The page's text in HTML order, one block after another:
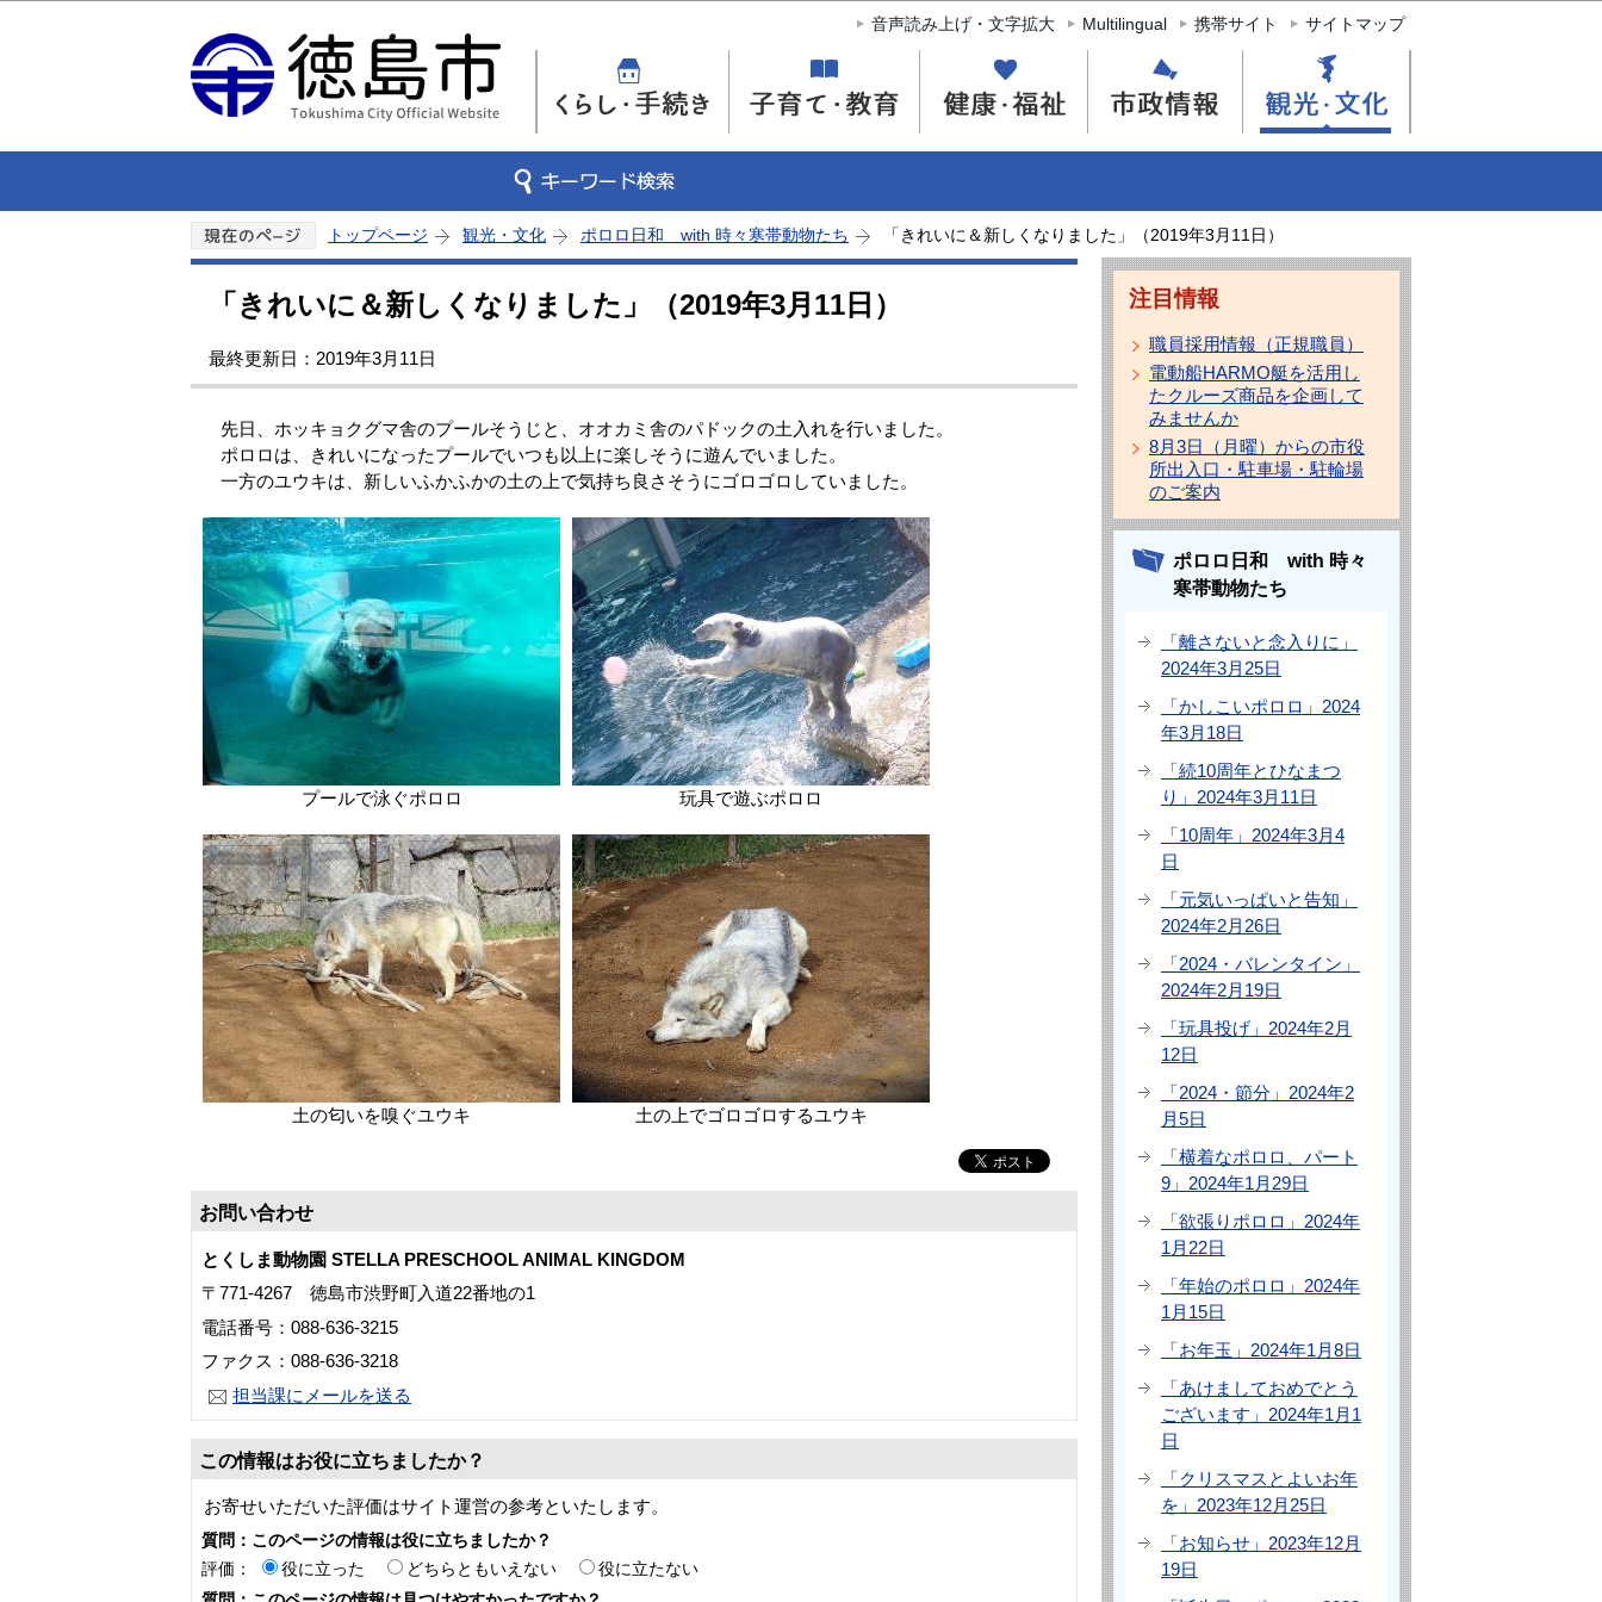
このページの本文へ移動
音声読み上げ・文字拡大 Multilingual 携帯サイト サイトマップ
トップページ 観光・文化 ポロロ日和 with 時々寒帯動物たち 「きれいに＆新しくなりました」（2019年3月11日）
「きれいに＆新しくなりました」（2019年3月11日）
最終更新日：2019年3月11日
先日、ホッキョクグマ舎のプールそうじと、オオカミ舎のパドックの土入れを行いました。
ポロロは、きれいになったプールでいつも以上に楽しそうに遊んでいました。
一方のユウキは、新しいふかふかの土の上で気持ち良さそうにゴロゴロしていました。
プールで泳ぐポロロ 玩具で遊ぶポロロ
土の匂いを嗅ぐユウキ 土の上でゴロゴロするユウキ
お問い合わせ
とくしま動物園 STELLA PRESCHOOL ANIMAL KINGDOM
〒771-4267 徳島市渋野町入道22番地の1
電話番号：088-636-3215
ファクス：088-636-3218
担当課にメールを送る
この情報はお役に立ちましたか？
お寄せいただいた評価はサイト運営の参考といたします。
質問：このページの情報は役に立ちましたか？
評価：
役に立った どちらともいえない
役に立たない
注目情報
職員採用情報（正規職員）
電動船HARMO艇を活用し
たクルーズ商品を企画して
みませんか
8月3日（月曜）からの市役
所出入口・駐車場・駐輪場
のご案内
ポロロ日和 with 時々
寒帯動物たち
「離さないと念入りに」
2024年3月25日
「かしこいポロロ」2024
年3月18日
「続10周年とひなまつ
り」2024年3月11日
「10周年」2024年3月4
日
「元気いっぱいと告知」
2024年2月26日
「2024・バレンタイン」
2024年2月19日
「玩具投げ」2024年2月
12日
「2024・節分」2024年2
月5日
「横着なポロロ、パート
9」2024年1月29日
「欲張りポロロ」2024年
1月22日
「年始のポロロ」2024年
1月15日
「お年玉」2024年1月8日
「あけましておめでとう
ございます」2024年1月1
日
「クリスマスとよいお年
を」2023年12月25日
「お知らせ」2023年12月
19日